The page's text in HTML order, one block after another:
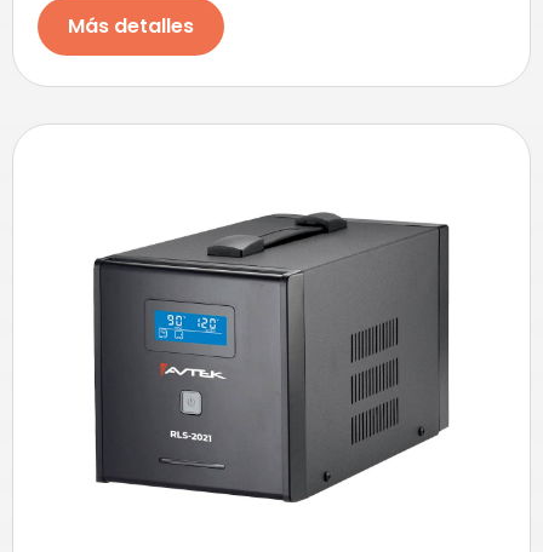
Más detalles